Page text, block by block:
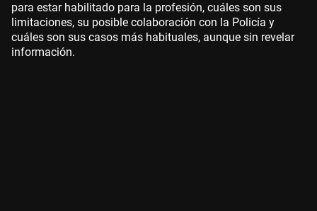
para estar habilitado para la profesión, cuáles son sus
limitaciones, su posible colaboración con la Policía y
cuáles son sus casos más habituales, aunque sin revelar
información.